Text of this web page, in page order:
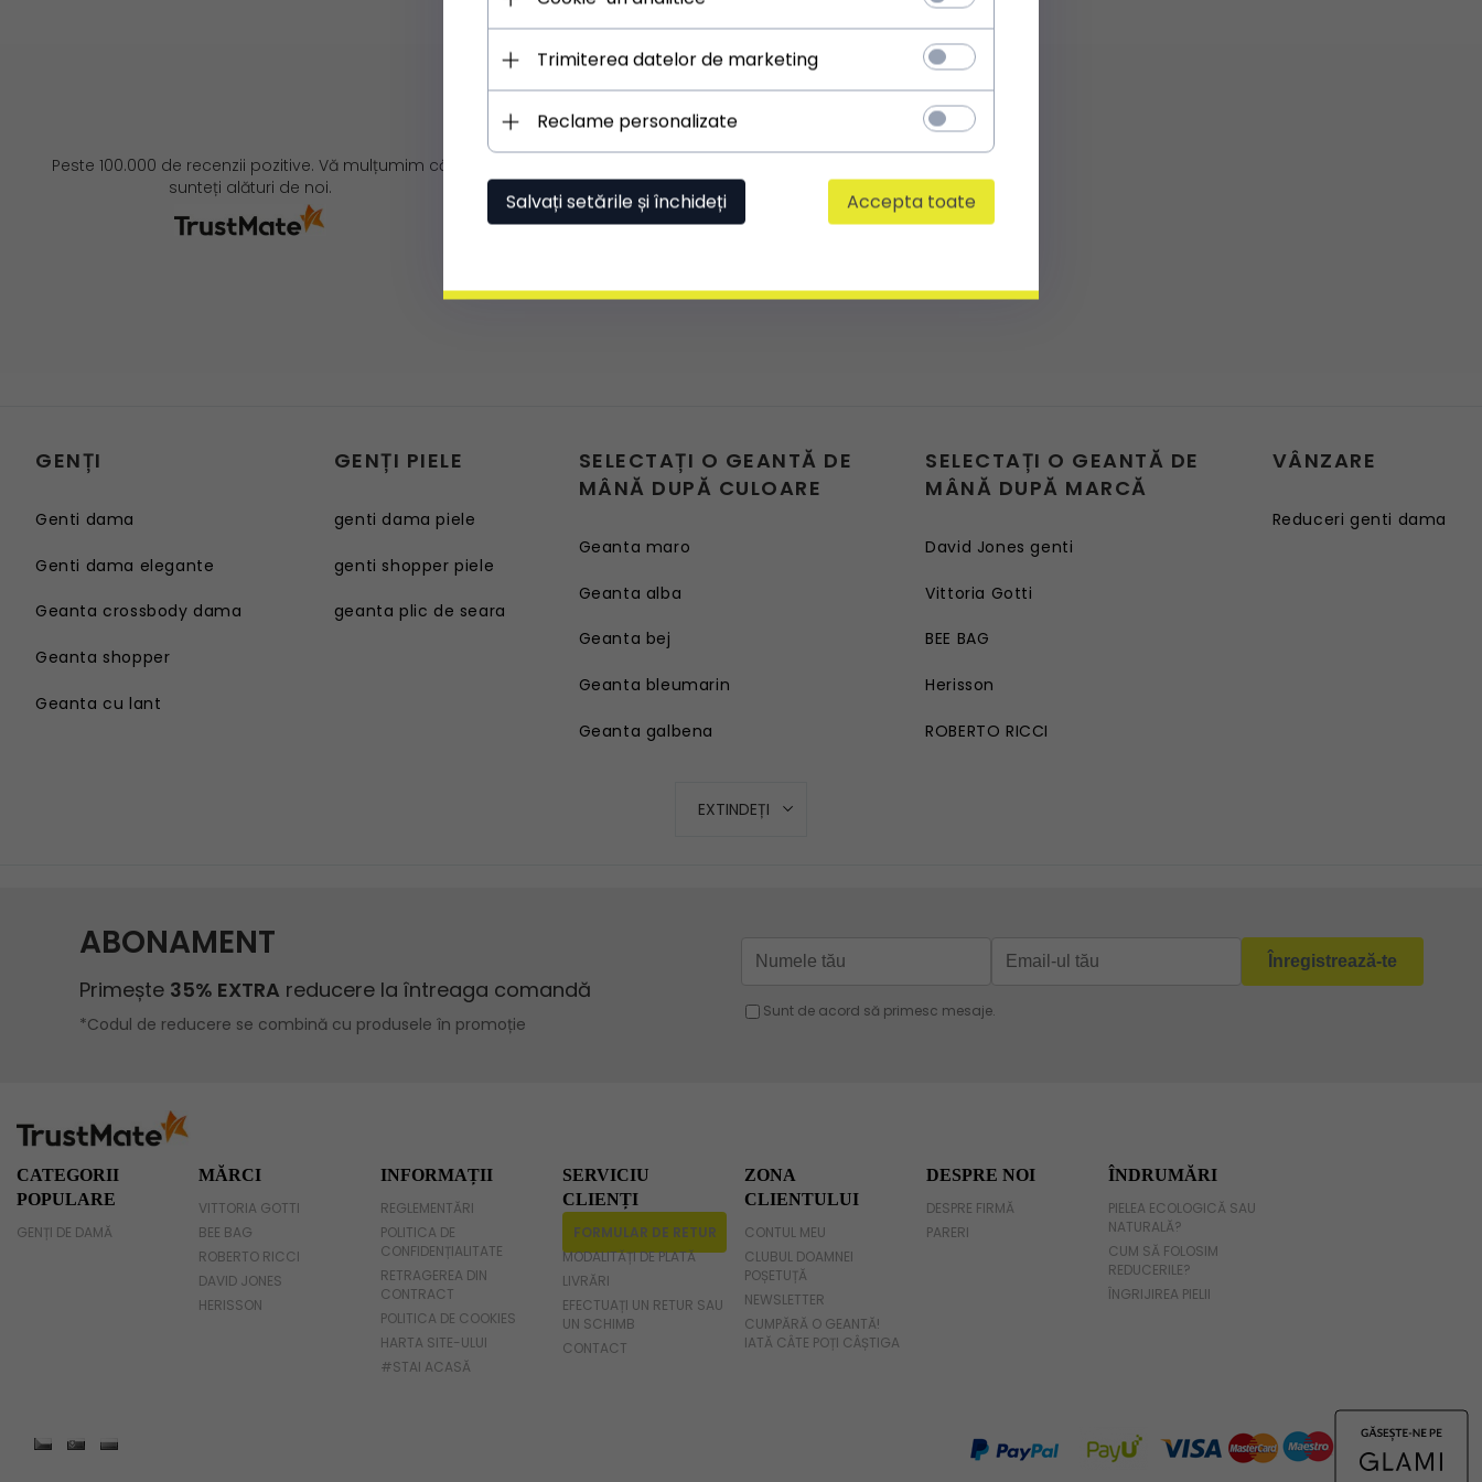
Peste 100.000 de recenzii pozitive. Vă mulțumim că
sunteți alături de noi.
GENȚI
Genti dama
Genti dama elegante
Geanta crossbody dama
Geanta shopper
Geanta cu lant
Geanta cu lant
Geanta tip sac
Geanta umar dama casual
Geanta voiaj
Geanta cu franjuri
Geanta umar
Geanta mare
GENȚI PIELE
genti dama piele
genti shopper piele
geanta plic de seara
SELECTAȚI O GEANTĂ DE
MÂNĂ DUPĂ CULOARE
Geanta maro
Geanta alba
Geanta bej
Geanta bleumarin
Geanta galbena
SELECTAȚI O GEANTĂ DE
MÂNĂ DUPĂ MARCĂ
David Jones genti
Vittoria Gotti
BEE BAG
Herisson
ROBERTO RICCI
VÂNZARE
Reduceri genti dama
EXTINDEȚI
CATEGORII
POPULARE
GENȚI DE DAMĂ
MĂRCI
VITTORIA GOTTI
BEE BAG
ROBERTO RICCI
DAVID JONES
HERISSON
INFORMAȚII
REGLEMENTĂRI
POLITICA DE
CONFIDENȚIALITATE
RETRAGEREA DIN
CONTRACT
POLITICA DE COOKIES
HARTA SITE-ULUI
#STAI ACASĂ
SERVICIU
CLIENȚI
FORMULAR DE RETUR
MODALITĂȚI DE PLATĂ
LIVRĂRI
EFECTUAȚI UN RETUR SAU
UN SCHIMB
CONTACT
ZONA
CLIENTULUI
CONTUL MEU
CLUBUL DOAMNEI
POȘETUȚĂ
NEWSLETTER
CUMPĂRĂ O GEANTĂ!
IATĂ CÂTE POȚI CÂȘTIGA
DESPRE NOI
DESPRE FIRMĂ
PARERI
ÎNDRUMĂRI
PIELEA ECOLOGICĂ SAU
NATURALĂ?
CUM SĂ FOLOSIM
REDUCERILE?
ÎNGRIJIREA PIELII
Trimiterea datelor de marketing
Reclame personalizate
Salvați setările și închideți Accepta toate